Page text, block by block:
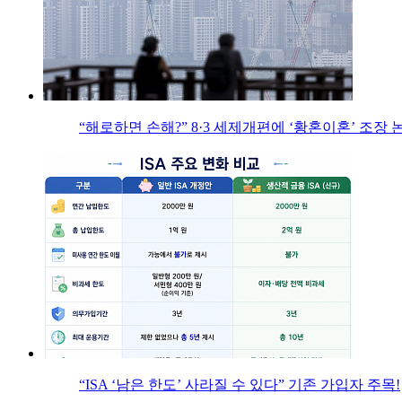
“해로하면 손해?” 8·3 세제개편에 ‘황혼이혼’ 조장
“ISA ‘남은 한도’ 사라질 수 있다” 기존 가입자 주목!